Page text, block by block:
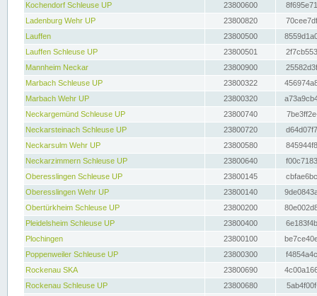
Kochendorf Schleuse UP
23800600
Ladenburg Wehr UP
23800820
Lauffen
23800500
Lauffen Schleuse UP
23800501
Mannheim Neckar
23800900
Marbach Schleuse UP
23800322
Marbach Wehr UP
23800320
Neckargemünd Schleuse UP
23800740
Neckarsteinach Schleuse UP
23800720
Neckarsulm Wehr UP
23800580
Neckarzimmern Schleuse UP
23800640
Oberesslingen Schleuse UP
23800145
Oberesslingen Wehr UP
23800140
Obertürkheim Schleuse UP
23800200
Pleidelsheim Schleuse UP
23800400
Plochingen
23800100
Poppenweiler Schleuse UP
23800300
Rockenau SKA
23800690
Rockenau Schleuse UP
23800680